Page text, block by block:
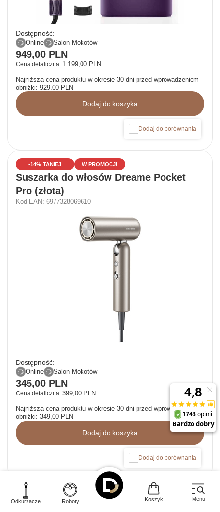
Odkurzacze Roboty Koszyk Menu
Dostępność:
Online Salon Mokotów
Cena detaliczna: 1 199,00 PLN
949,00 PLN
Najniższa cena produktu w okresie 30 dni przed wprowadzeniem
obniżki: 929,00 PLN
Dodaj do koszyka
Dodaj do porównania
W PROMOCJI
-14% TANIEJ
Suszarka do włosów Dreame Pocket
Pro (złota)
Kod EAN: 6977328069610
Dostępność:
Online Salon Mokotów
Cena detaliczna: 399,00 PLN
345,00 PLN
Najniższa cena produktu w okresie 30 dni przed wprowadzeniem
obniżki: 349,00 PLN
Dodaj do koszyka
Dodaj do porównania
Suszarka do włosów Dreame Dazzle